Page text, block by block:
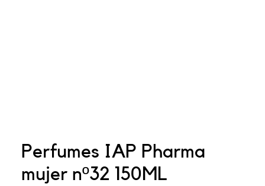
Perfumes IAP Pharma
mujer nº32 150ML